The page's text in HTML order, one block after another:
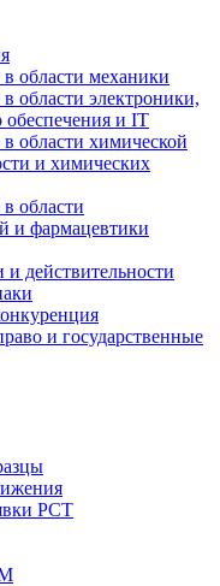
области механики
области электроники,
и IT
области химической
и химических
области
и фармацевтики
действительности
и государственные
PCT